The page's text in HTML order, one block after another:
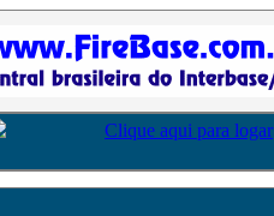
Clique aqui para logar